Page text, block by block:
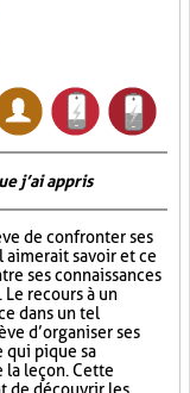
j’ai appris
de confronter ses
aimerait savoir et ce
ses connaissances
recours à un
dans un tel
d’organiser ses
qui pique sa
la leçon. Cette